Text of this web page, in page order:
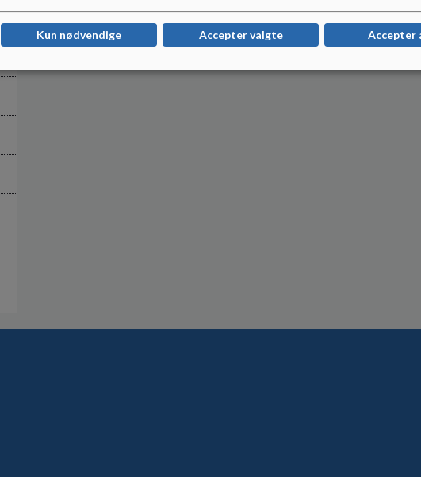
Kun nødvendige Accepter valgte Accepter